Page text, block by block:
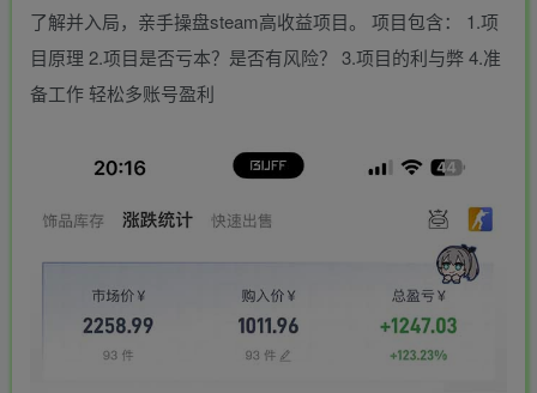
了解并入局，亲手操盘steam高收益项目。 项目包含： 1.项
目原理 2.项目是否亏本？是否有风险？ 3.项目的利与弊 4.准
备工作 轻松多账号盈利